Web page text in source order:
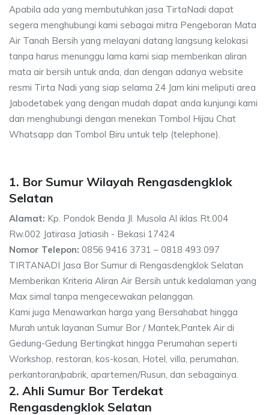
Apabila ada yang membutuhkan jasa TirtaNadi dapat
segera menghubungi kami sebagai mitra Pengeboran Mata
Air Tanah Bersih yang melayani datang langsung kelokasi
tanpa harus menunggu lama kami siap memberikan aliran
mata air bersih untuk anda, dan dengan adanya website
resmi Tirta Nadi yang siap selama 24 Jam kini meliputi area
Jabodetabek yang dengan mudah dapat anda kunjungi kami
dan menghubungi dengan menekan Tombol Hijau Chat
Whatsapp dan Tombol Biru untuk telp (telephone).
1. Bor Sumur Wilayah Rengasdengklok
Selatan
Alamat: Kp. Pondok Benda Jl. Musola Al iklas Rt.004
Rw.002 Jatirasa Jatiasih - Bekasi 17424
Nomor Telepon: 0856 9416 3731 – 0818 493 097
TIRTANADI Jasa Bor Sumur di Rengasdengklok Selatan
Memberikan Kriteria Aliran Air Bersih untuk kedalaman yang
Max simal tanpa mengecewakan pelanggan.
Kami juga Menawarkan harga yang Bersahabat hingga
Murah untuk layanan Sumur Bor / Mantek,Pantek Air di
Gedung-Gedung Bertingkat hingga Perumahan seperti
Workshop, restoran, kos-kosan, Hotel, villa, perumahan,
perkantoran/pabrik, apartemen/Rusun, dan sebagainya.
2. Ahli Sumur Bor Terdekat
Rengasdengklok Selatan